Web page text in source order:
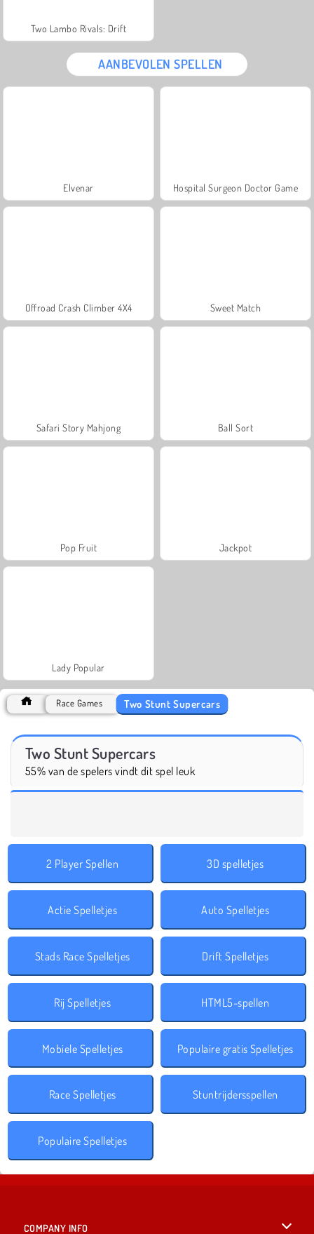
Two Lambo Rivals: Drift
AANBEVOLEN SPELLEN
Elvenar Hospital Surgeon Doctor Game
Offroad Crash Climber 4X4 Sweet Match
Safari Story Mahjong Ball Sort
Pop Fruit Jackpot
Lady Popular
Race Games Two Stunt Supercars
Two Stunt Supercars
55% van de spelers vindt dit spel leuk
2 Player Spellen 3D spelletjes
Actie Spelletjes Auto Spelletjes
Stads Race Spelletjes Drift Spelletjes
Rij Spelletjes HTML5-spellen
Mobiele Spelletjes Populaire gratis Spelletjes
Race Spelletjes Stuntrijdersspellen
Populaire Spelletjes
COMPANY INFO